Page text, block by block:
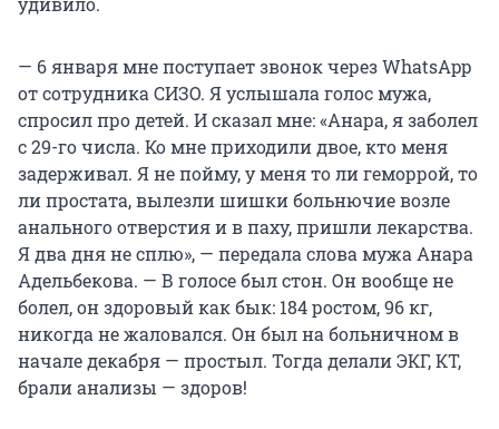
— 6 января мне поступает звонок через WhatsApp
от сотрудника СИЗО. Я услышала голос мужа,
спросил про детей. И сказал мне: «Анара, я заболел
с 29-го числа. Ко мне приходили двое, кто меня
задерживал. Я не пойму, у меня то ли геморрой, то
ли простата, вылезли шишки больнючие возле
анального отверстия и в паху, пришли лекарства.
Я два дня не сплю», — передала слова мужа Анара
Адельбекова. — В голосе был стон. Он вообще не
болел, он здоровый как бык: 184 ростом, 96 кг,
никогда не жаловался. Он был на больничном в
начале декабря — простыл. Тогда делали ЭКГ, КТ,
брали анализы — здоров!